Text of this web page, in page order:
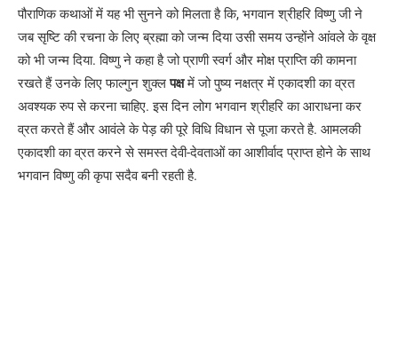
पौराणिक कथाओं में यह भी सुनने को मिलता है कि, भगवान श्रीहरि विष्णु जी ने
जब सृष्टि की रचना के लिए ब्रह्मा को जन्म दिया उसी समय उन्होंने आंवले के वृक्ष
को भी जन्म दिया. विष्णु ने कहा है जो प्राणी स्वर्ग और मोक्ष प्राप्ति की कामना
रखते हैं उनके लिए फाल्गुन शुक्लपक्षमें जो पुष्य नक्षत्र में एकादशी का व्रत
अवश्यक रुप से करना चाहिए. इस दिन लोग भगवान श्रीहरि का आराधना कर
व्रत करते हैं और आवंले के पेड़ की पूरे विधि विधान से पूजा करते है. आमलकी
एकादशी का व्रत करने से समस्त देवी-देवताओं का आशीर्वाद प्राप्त होने के साथ
भगवान विष्णु की कृपा सदैव बनी रहती है.